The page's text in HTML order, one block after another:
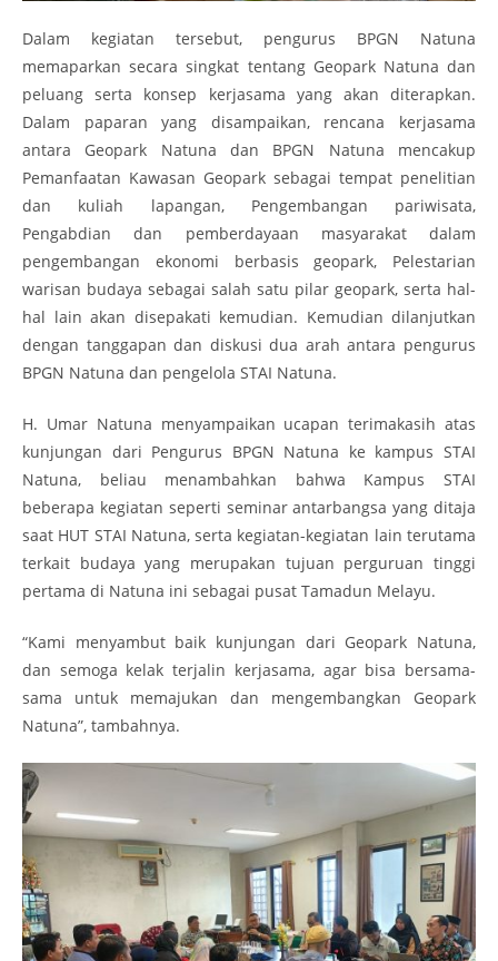
Dalam kegiatan tersebut, pengurus BPGN Natuna
memaparkan secara singkat tentang Geopark Natuna dan
peluang serta konsep kerjasama yang akan diterapkan.
Dalam paparan yang disampaikan, rencana kerjasama
antara Geopark Natuna dan BPGN Natuna mencakup
Pemanfaatan Kawasan Geopark sebagai tempat penelitian
dan kuliah lapangan, Pengembangan pariwisata,
Pengabdian dan pemberdayaan masyarakat dalam
pengembangan ekonomi berbasis geopark, Pelestarian
warisan budaya sebagai salah satu pilar geopark, serta hal-
hal lain akan disepakati kemudian. Kemudian dilanjutkan
dengan tanggapan dan diskusi dua arah antara pengurus
BPGN Natuna dan pengelola STAI Natuna.
H. Umar Natuna menyampaikan ucapan terimakasih atas
kunjungan dari Pengurus BPGN Natuna ke kampus STAI
Natuna, beliau menambahkan bahwa Kampus STAI
beberapa kegiatan seperti seminar antarbangsa yang ditaja
saat HUT STAI Natuna, serta kegiatan-kegiatan lain terutama
terkait budaya yang merupakan tujuan perguruan tinggi
pertama di Natuna ini sebagai pusat Tamadun Melayu.
“Kami menyambut baik kunjungan dari Geopark Natuna,
dan semoga kelak terjalin kerjasama, agar bisa bersama-
sama untuk memajukan dan mengembangkan Geopark
Natuna”, tambahnya.